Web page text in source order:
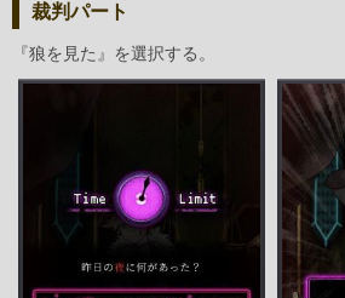
裁判パート
『狼を見た』を選択する。